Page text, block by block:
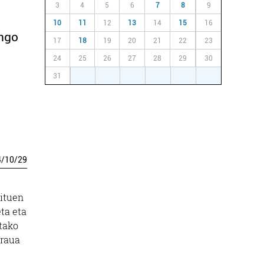
/10/29
eta
3 4 5 6 7 8 9
10 11 12 13 14 15 16
17 18 19 20 21 22 23
24 25 26 27 28 29 30
31